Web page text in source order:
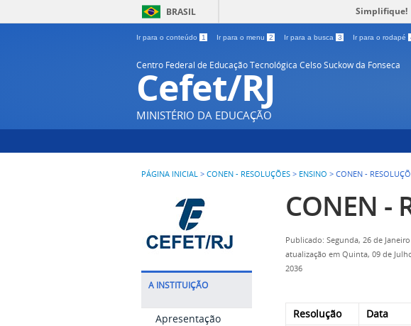
BRASIL Simplifique!
Ir para o conteúdo 1 Ir para o menu 2 Ir para a busca 3 Ir para o rodapé
Centro Federal de Educação Tecnológica Celso Suckow da Fonseca
Cefet/RJ
MINISTÉRIO DA EDUCAÇÃO
PÁGINA INICIAL > CONEN - RESOLUÇÕES > ENSINO > CONEN -
A INSTITUIÇÃO
Apresentação
CONEN -
Publicado: Segunda, 26 de
atualização em Quinta, 09 de
2036
Resolução Data